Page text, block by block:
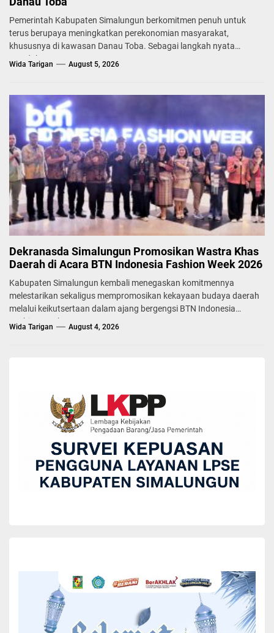
Pemerintah Kabupaten Simalungun berkomitmen penuh untuk
terus berupaya meningkatkan perekonomian masyarakat,
khususnya di kawasan Danau Toba. Sebagai langkah nyata
mendukung...
Wida Tarigan August 5, 2026
Dekranasda Simalungun Promosikan Wastra Khas
Daerah di Acara BTN Indonesia Fashion Week 2026
Kabupaten Simalungun kembali menegaskan komitmennya
melestarikan sekaligus mempromosikan kekayaan budaya daerah
melalui keikutsertaan dalam ajang bergengsi BTN Indonesia
Fashion Week...
Wida Tarigan August 4, 2026
Simalungun Terima Penghargaan Terbaik 3
Poldasu
Wida Tarigan February 18, 2026
Acara penyerahan penghargaan berlangsung dalam Apel
Satkamling yang dirangkaikan Dengan penyerahan hadiah lomba
Satkamling di Nagori Dolok Maraja Kamis, (12/2/2026).